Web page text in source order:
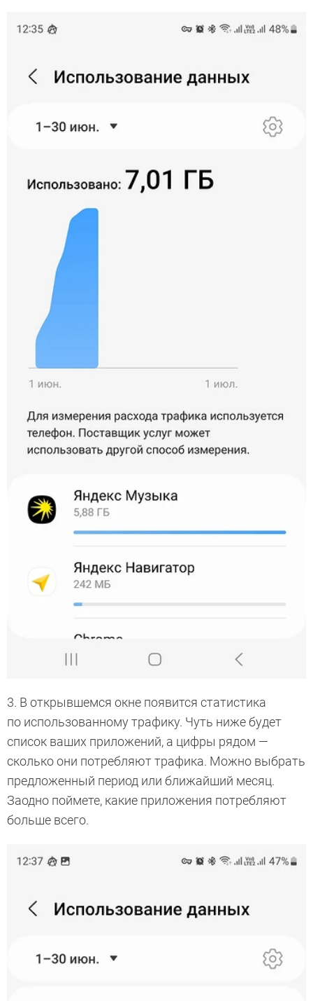
3. В открывшемся окне появится статистика
по использованному трафику. Чуть ниже будет
список ваших приложений, а цифры рядом —
сколько они потребляют трафика. Можно выбрать
предложенный период или ближайший месяц.
Заодно поймете, какие приложения потребляют
больше всего.